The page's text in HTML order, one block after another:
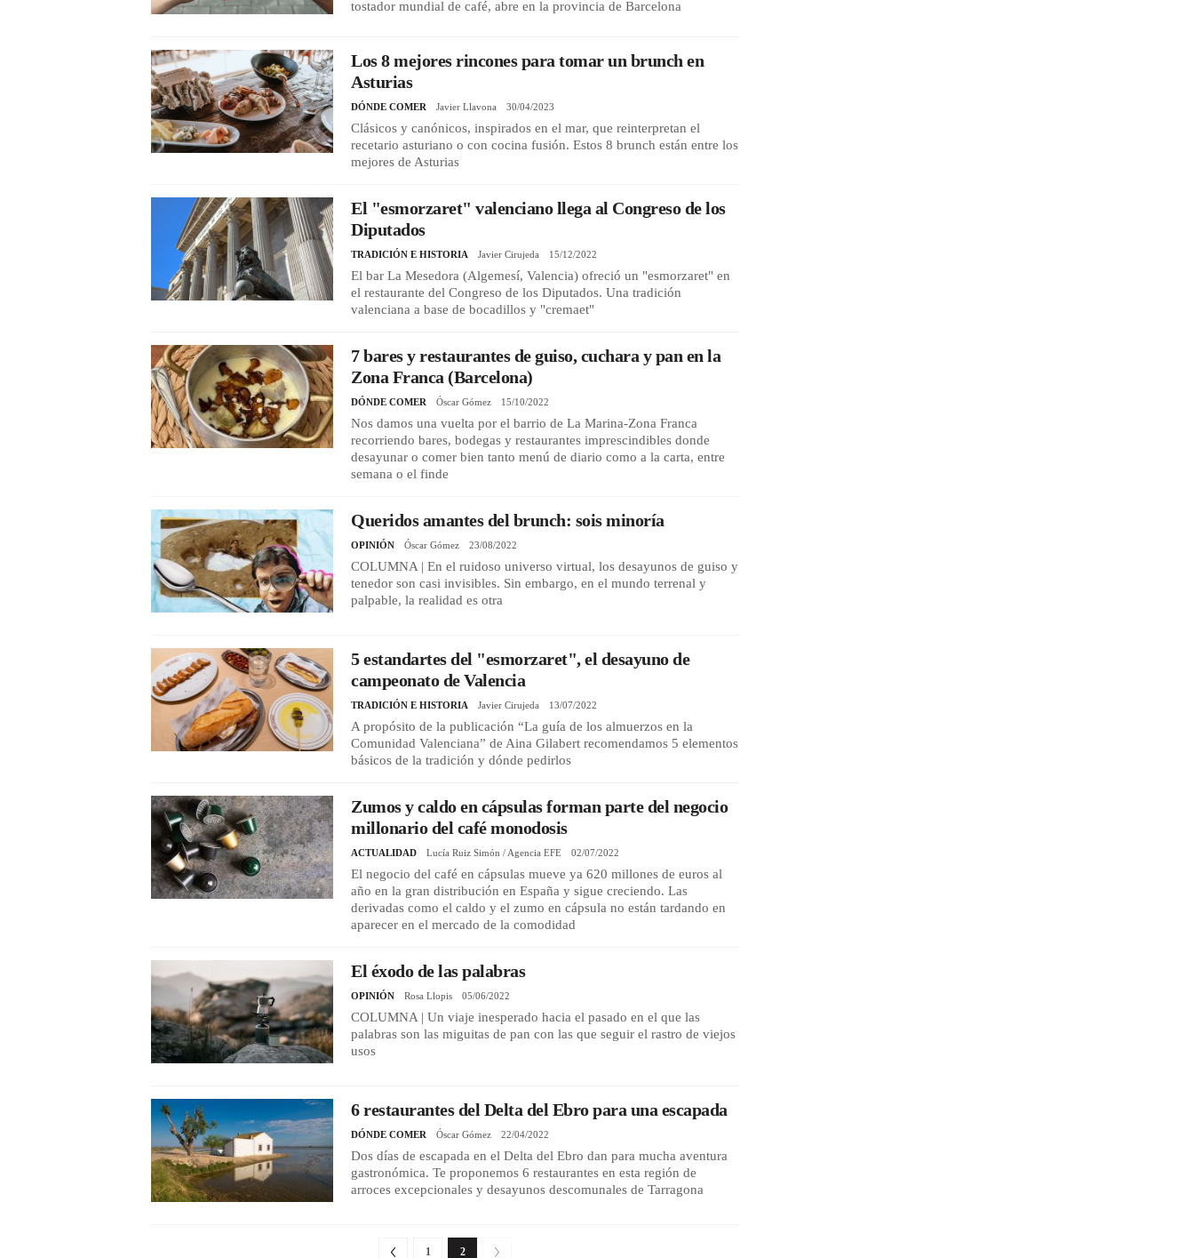
tostador mundial de café, abre en la provincia de Barcelona
Los 8 mejores rincones para tomar un brunch en
Asturias
DÓNDE COMER Javier Llavona 30/04/2023
Clásicos y canónicos, inspirados en el mar, que reinterpretan el
recetario asturiano o con cocina fusión. Estos 8 brunch están entre los
mejores de Asturias
El "esmorzaret" valenciano llega al Congreso de los
Diputados
TRADICIÓN E HISTORIA Javier Cirujeda 15/12/2022
El bar La Mesedora (Algemesí, Valencia) ofreció un "esmorzaret" en
el restaurante del Congreso de los Diputados. Una tradición
valenciana a base de bocadillos y "cremaet"
7 bares y restaurantes de guiso, cuchara y pan en la
Zona Franca (Barcelona)
DÓNDE COMER Óscar Gómez 15/10/2022
Nos damos una vuelta por el barrio de La Marina-Zona Franca
recorriendo bares, bodegas y restaurantes imprescindibles donde
desayunar o comer bien tanto menú de diario como a la carta, entre
semana o el finde
Queridos amantes del brunch: sois minoría
OPINIÓN Óscar Gómez 23/08/2022
COLUMNA | En el ruidoso universo virtual, los desayunos de guiso y
tenedor son casi invisibles. Sin embargo, en el mundo terrenal y
palpable, la realidad es otra
5 estandartes del "esmorzaret", el desayuno de
campeonato de Valencia
TRADICIÓN E HISTORIA Javier Cirujeda 13/07/2022
A propósito de la publicación “La guía de los almuerzos en la
Comunidad Valenciana” de Aina Gilabert recomendamos 5 elementos
básicos de la tradición y dónde pedirlos
Zumos y caldo en cápsulas forman parte del negocio
millonario del café monodosis
ACTUALIDAD Lucía Ruiz Simón / Agencia EFE 02/07/2022
El negocio del café en cápsulas mueve ya 620 millones de euros al
año en la gran distribución en España y sigue creciendo. Las
derivadas como el caldo y el zumo en cápsula no están tardando en
aparecer en el mercado de la comodidad
El éxodo de las palabras
OPINIÓN Rosa Llopis 05/06/2022
COLUMNA | Un viaje inesperado hacia el pasado en el que las
palabras son las miguitas de pan con las que seguir el rastro de viejos
usos
6 restaurantes del Delta del Ebro para una escapada
DÓNDE COMER Óscar Gómez 22/04/2022
Dos días de escapada en el Delta del Ebro dan para mucha aventura
gastronómica. Te proponemos 6 restaurantes en esta región de
arroces excepcionales y desayunos descomunales de Tarragona
1 2